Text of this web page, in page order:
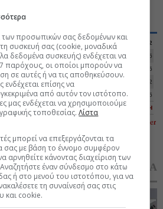
+0,25%
+0,28%
+0,16%
+0,21%
+0,24%
+0,28%
Αξία
237.220.882
Όγκος
37.430.705
Ανοδικές
65
Καθοδικές
42
Αμετάβλητες
15
Αγορά
ΚΛΕΙΣΤΗ
ΣΧΟΛΙΑΣΜΕΝΑ
πλοίο του Ν. Λιβανού για
των προσωπικών σας δεδομένων και
συσκευή σας (cookie, μοναδικά
δεδομένα συσκευής) ενδέχεται να
παρόχους, οι οποίοι μπορούν να
σε αυτές ή να τις αποθηκεύσουν.
ενδέχεται επίσης να
από αυτόν τον ιστότοπο.
μας ενδέχεται να χρησιμοποιούμε
τοποθεσίας.Λίστα
μπορεί να επεξεργάζονται τα
με βάση το έννομο συμφέρον
αρνηθείτε κάνοντας διαχείριση των
έναν σύνδεσμο στο κάτω
ή στο μενού του ιστοτόπου, για να
τη συναίνεσή σας στις
και cookie.